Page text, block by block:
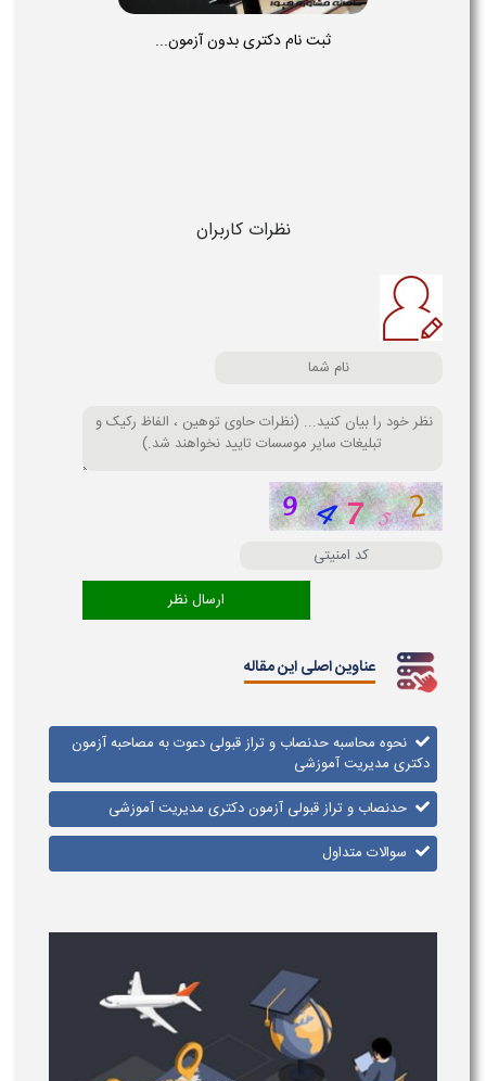
ثبت نام دکتری بدون آزمون...
نظرات کاربران
عناوین اصلی این مقاله
نحوه محاسبه حدنصاب و تراز قبولی دعوت به مصاحبه آزمون
دکتری مدیریت آموزشی
حدنصاب و تراز قبولی آزمون دکتری مدیریت آموزشی
سوالات متداول